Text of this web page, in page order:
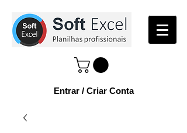
Entrar / Criar Conta